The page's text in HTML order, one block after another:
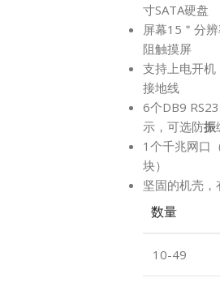
寸SATA硬盘
屏幕15＂分
阻触摸屏
支持上电开
接地线
6个DB9
示，可选防振
1个千兆网口
块）
坚固的机壳
数量
10-49